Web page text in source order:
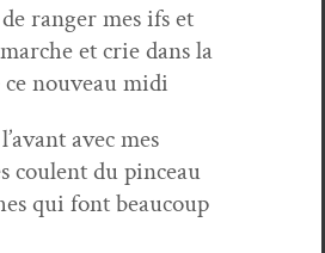
ranger mes ifs et
et crie dans la
ce nou­veau midi
avec mes
coulent du pinceau
qui font beau­coup